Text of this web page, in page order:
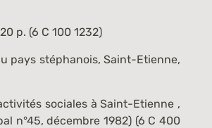
p. (6 C 100 1232)
pays stéphanois, Saint-Etienne,
sociales à Saint-Etienne ,
n°45, décembre 1982) (6 C 400